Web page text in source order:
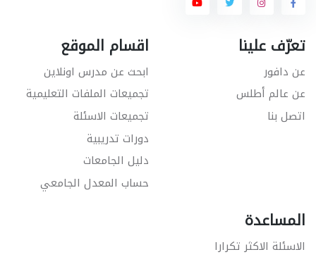
تعرّف علينا
عن دافور
عن عالم أطلس
اتصل بنا
اقسام الموقع
ابحث عن مدرس اونلاين
تجميعات الملفات التعليمية
تجميعات الاسئلة
دورات تدريبية
دليل الجامعات
حساب المعدل الجامعي
المساعدة
الاسئلة الاكثر تكرارا